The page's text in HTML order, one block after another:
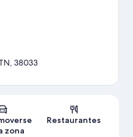
Mapa
38033
zona
Restaurantes